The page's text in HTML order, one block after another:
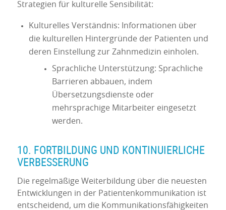
Strategien für kulturelle Sensibilität:
Kulturelles Verständnis: Informationen über
die kulturellen Hintergründe der Patienten und
deren Einstellung zur Zahnmedizin einholen.
Sprachliche Unterstützung: Sprachliche
Barrieren abbauen, indem
Übersetzungsdienste oder
mehrsprachige Mitarbeiter eingesetzt
werden.
10. FORTBILDUNG UND KONTINUIERLICHE
VERBESSERUNG
Die regelmäßige Weiterbildung über die neuesten
Entwicklungen in der Patientenkommunikation ist
entscheidend, um die Kommunikationsfähigkeiten